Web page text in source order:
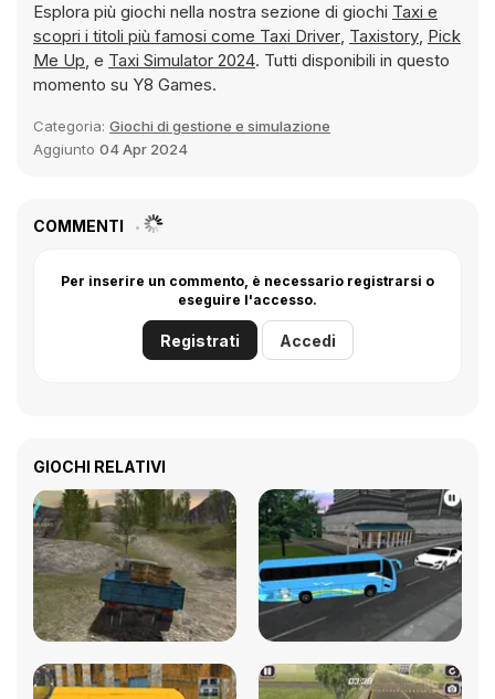
Esplora più giochi nella nostra sezione di giochi Taxi e
scopri i titoli più famosi come Taxi Driver, Taxistory, Pick
Me Up, e Taxi Simulator 2024. Tutti disponibili in questo
momento su Y8 Games.
Categoria: Giochi di gestione e simulazione
Aggiunto 04 Apr 2024
COMMENTI
Per inserire un commento, è necessario registrarsi o
eseguire l'accesso.
Registrati Accedi
GIOCHI RELATIVI